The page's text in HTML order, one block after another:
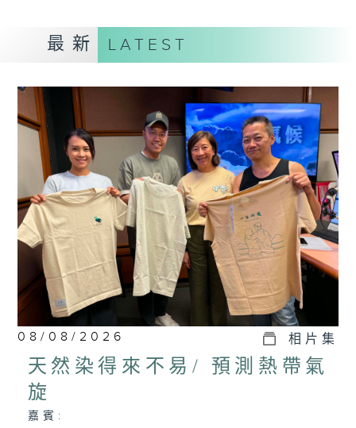
最新 LATEST
08/08/2026 相片集
天然染得來不易/ 預測熱帶氣
旋
嘉賓: